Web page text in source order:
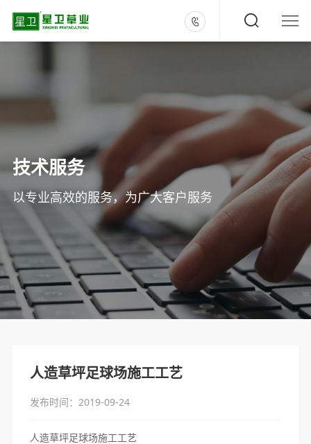
技术服务
以专业高效的服务，为广大客户服务
人造草坪足球场施工工艺
发布时间：2019-09-24
人造草坪足球场施工工艺